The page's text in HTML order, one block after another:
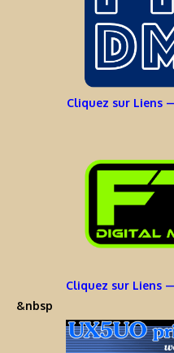
Cliquez sur Liens
Cliquez sur Liens
&nbsp